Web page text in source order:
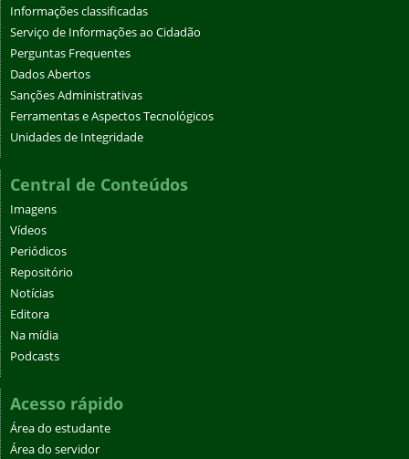
Informações classificadas
Serviço de Informações ao Cidadão
Perguntas Frequentes
Dados Abertos
Sanções Administrativas
Ferramentas e Aspectos Tecnológicos
Unidades de Integridade
Central de Conteúdos
Imagens
Vídeos
Periódicos
Repositório
Notícias
Editora
Na mídia
Podcasts
Acesso rápido
Área do estudante
Área do servidor